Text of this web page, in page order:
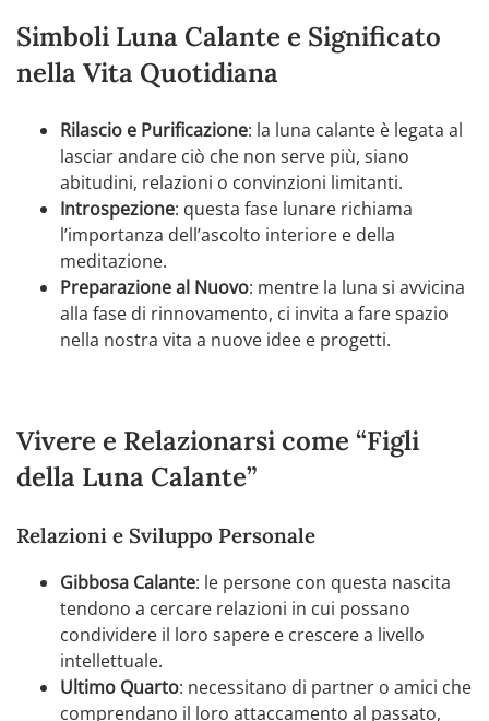
Simboli Luna Calante e Significato
nella Vita Quotidiana
Rilascio e Purificazione: la luna calante è legata al
lasciar andare ciò che non serve più, siano
abitudini, relazioni o convinzioni limitanti.
Introspezione: questa fase lunare richiama
l’importanza dell’ascolto interiore e della
meditazione.
Preparazione al Nuovo: mentre la luna si avvicina
alla fase di rinnovamento, ci invita a fare spazio
nella nostra vita a nuove idee e progetti.
Vivere e Relazionarsi come “Figli
della Luna Calante”
Relazioni e Sviluppo Personale
Gibbosa Calante: le persone con questa nascita
tendono a cercare relazioni in cui possano
condividere il loro sapere e crescere a livello
intellettuale.
Ultimo Quarto: necessitano di partner o amici che
comprendano il loro attaccamento al passato,